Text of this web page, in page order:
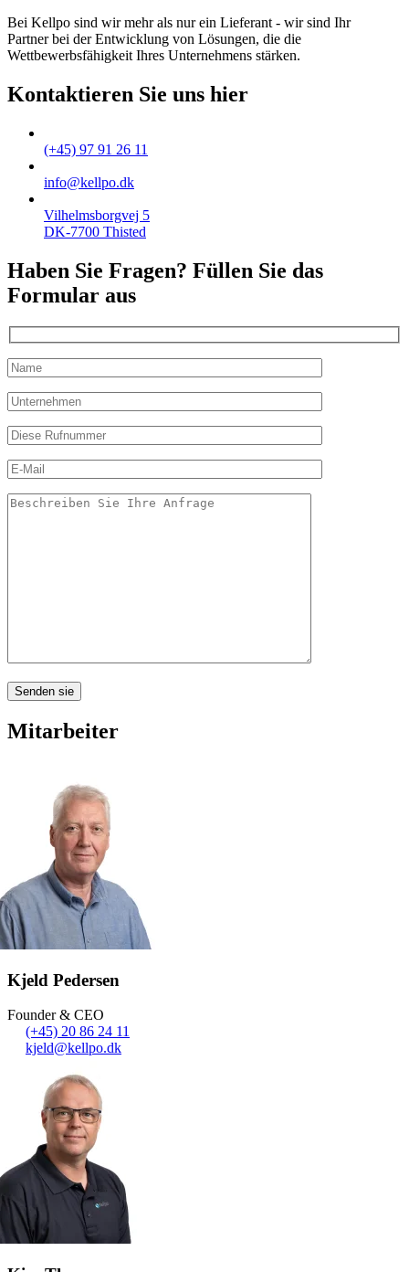
Bei Kellpo sind wir mehr als nur ein Lieferant - wir sind Ihr
Partner bei der Entwicklung von Lösungen, die die
Wettbewerbsfähigkeit Ihres Unternehmens stärken.
Kontaktieren Sie uns hier
(+45) 97 91 26 11
info@kellpo.dk
Vilhelmsborgvej 5
DK-7700 Thisted
Haben Sie Fragen? Füllen Sie das
Formular aus
Mitarbeiter
Kjeld Pedersen
Founder & CEO
(+45) 20 86 24 11
kjeld@kellpo.dk